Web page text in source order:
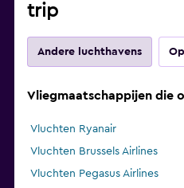
trip
Andere luchthavens
Vliegmaatschappijen die
Vluchten Ryanair
Vluchten Brussels Airlines
Vluchten Pegasus Airlines